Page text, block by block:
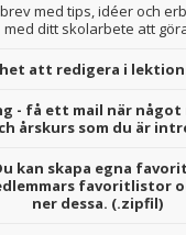
med tips, idéer och
med ditt skolarbete att
att redigera i
- få ett mail när
årskurs som du är
kan skapa egna
favoritlistor
ner dessa. (.zipfil)